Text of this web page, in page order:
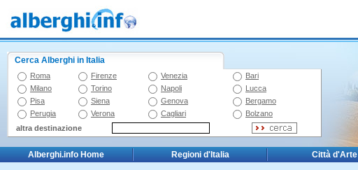
Cerca Alberghi in Italia
Roma Firenze Venezia
Bari
Milano
Torino Napoli
Lucca
Pisa
Siena Genova
Bergamo
Perugia
Verona Cagliari
Bolzano
altra destinazione
Alberghi.info Home Regioni d'Italia Città d'Arte